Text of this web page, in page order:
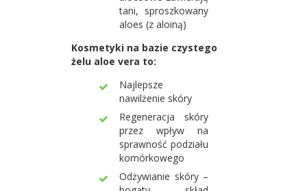
tani, sproszkowany
aloes (z aloiną)
Kosmetyki na bazie czystego
żelu aloe vera to:
Najlepsze
nawilżenie skóry
Regeneracja skóry
przez wpływ na
sprawność podziału
komórkowego
Odżywianie skóry –